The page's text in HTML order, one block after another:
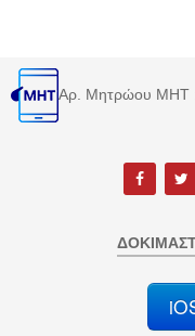
Αρ. Μητρώου MHT